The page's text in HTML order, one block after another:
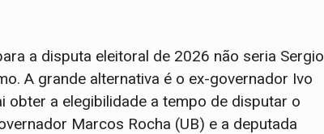
a disputa eleitoral de 2026 não seria Sergio
A grande alternativa é o ex-governador Ivo
obter a elegibilidade a tempo de disputar o
Marcos Rocha (UB) e a deputada